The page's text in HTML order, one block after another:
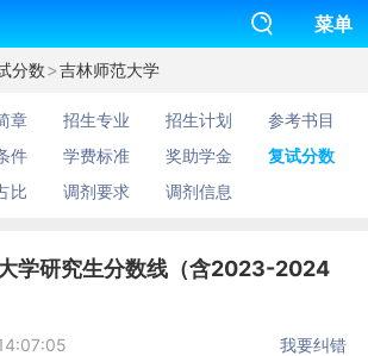
菜单
分数>吉林师范大学
章 招生专业 招生计划
参考书目
件 学费标准 奖助学金
复试分数
比 调剂要求 调剂信息
学研究生分数线（含2023-2024
我要纠错